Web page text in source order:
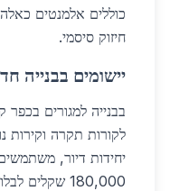
חיזוק סיסמי.
יישומים בבנייה
בבנייה למגורים
180,000